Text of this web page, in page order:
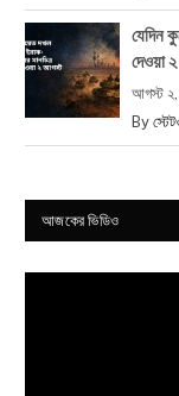
যেদিন
দেওয়া
আগস্ট
By
আজকের ভিডিও